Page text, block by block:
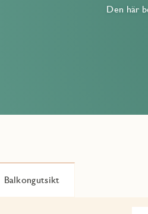
Den här
Balkongutsikt